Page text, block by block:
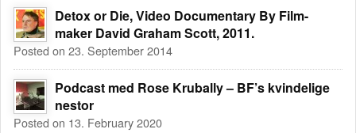
Detox or Die, Video Documentary By Film-
maker David Graham Scott, 2011.
Posted on 23. September 2014
Podcast med Rose Krubally – BF’s kvindelige
nestor
Posted on 13. February 2020